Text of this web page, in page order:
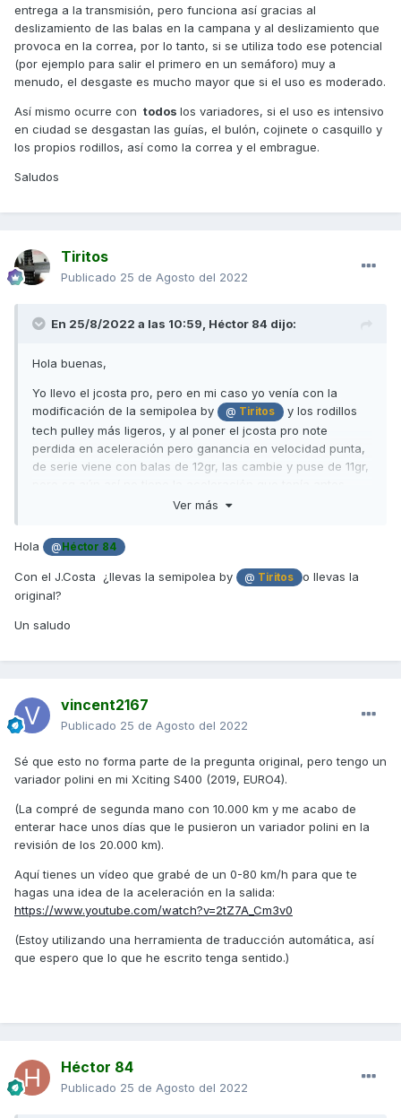
entrega a la transmisión, pero funciona así gracias al
deslizamiento de las balas en la campana y al deslizamiento que
provoca en la correa, por lo tanto, si se utiliza todo ese potencial
(por ejemplo para salir el primero en un semáforo) muy a
menudo, el desgaste es mucho mayor que si el uso es moderado.
Así mismo ocurre con todos los variadores, si el uso es intensivo
en ciudad se desgastan las guías, el bulón, cojinete o casquillo y
los propios rodillos, así como la correa y el embrague.
Saludos
Tiritos
Publicado 25 de Agosto del 2022
En 25/8/2022 a las 10:59, Héctor 84 dijo:
Hola buenas,
Yo llevo el jcosta pro, pero en mi caso yo venía con la
modificación de la semipolea by
@ Tiritos
y los rodillos
tech pulley más ligeros, y al poner el jcosta pro note
perdida en aceleración pero ganancia en velocidad punta,
de serie viene con balas de 12gr, las cambie y puse de 11gr,
tampoco a perdido tanta xo un poco si se nota.
balas le pillaré de 10,5gr para probar.
Lo que me gusta del jcosta es como que le exige al motor
cuando hay que exigirle xo si vas a puntilla de gas, baja las
lo llevaba. Y en mi caso me ha bajado el consumo casi un
Ver más
Hola @ Héctor 84
Con el J.Costa ¿llevas la semipolea by @ Tiritos
o llevas la
original?
Un saludo
vincent2167
Publicado 25 de Agosto del 2022
Sé que esto no forma parte de la pregunta original, pero tengo un
variador polini en mi Xciting S400 (2019, EURO4).
(La compré de segunda mano con 10.000 km y me acabo de
enterar hace unos días que le pusieron un variador polini en la
revisión de los 20.000 km).
Aquí tienes un vídeo que grabé de un 0-80 km/h para que te
hagas una idea de la aceleración en la salida:
https://www.youtube.com/watch?v=2tZ7A_Cm3v0
(Estoy utilizando una herramienta de traducción automática, así
que espero que lo que he escrito tenga sentido.)
Héctor 84
Publicado 25 de Agosto del 2022